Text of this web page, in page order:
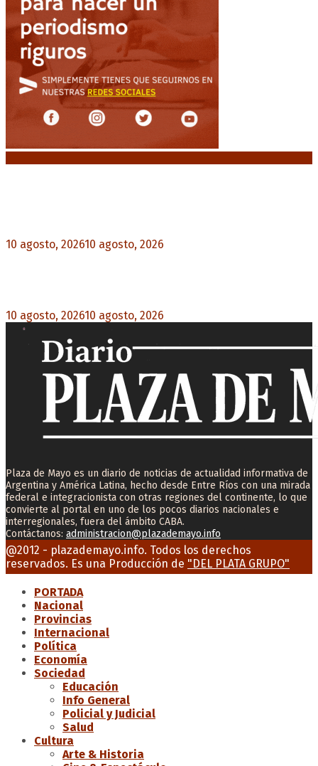
10 agosto, 202610 agosto, 2026
10 agosto, 202610 agosto, 2026
Plaza de Mayo es un diario de noticias de actualidad informativa de
Argentina y América Latina, hecho desde Entre Ríos con una mirada
federal e integracionista con otras regiones del continente, lo que
convierte al portal en uno de los pocos diarios nacionales e
interregionales, fuera del ámbito CABA.
Contáctanos: administracion@plazademayo.info
Facebook
Twitter
Instagram
Youtube
Email
@2012 - plazademayo.info. Todos los derechos
reservados. Es una Producción de "DEL PLATA GRUPO"
PORTADA
Nacional
Provincias
Internacional
Política
Economía
Sociedad
Educación
Info General
Policial y Judicial
Salud
Cultura
Arte & Historia